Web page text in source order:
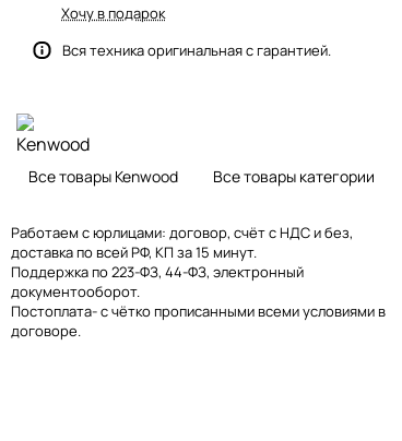
Хочу в подарок
Вся техника оригинальная с гарантией.
Все товары Kenwood Все товары категории
Работаем с юрлицами: договор, счёт с НДС и без,
доставка по всей РФ, КП за 15 минут.
Поддержка по 223-ФЗ, 44-ФЗ, электронный
документооборот.
Постоплата- с чётко прописанными всеми условиями в
договоре.